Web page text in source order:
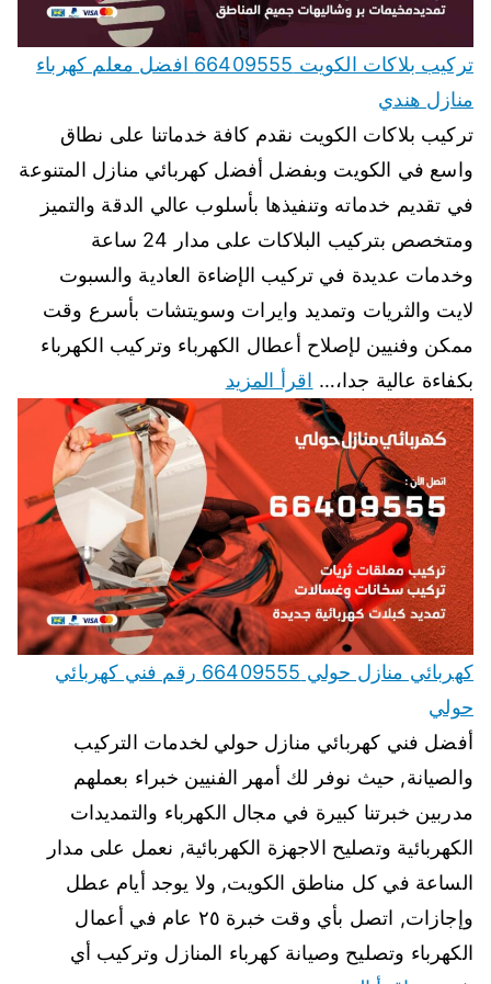
تركيب بلاكات الكويت 66409555 افضل معلم كهرباء
منازل هندي
تركيب بلاكات الكويت نقدم كافة خدماتنا على نطاق
واسع في الكويت وبفضل أفضل كهربائي منازل المتنوعة
في تقديم خدماته وتنفيذها بأسلوب عالي الدقة والتميز
ومتخصص بتركيب البلاكات على مدار 24 ساعة
وخدمات عديدة في تركيب الإضاءة العادية والسبوت
لايت والثريات وتمديد وايرات وسويتشات بأسرع وقت
ممكن وفنيين لإصلاح أعطال الكهرباء وتركيب الكهرباء
بكفاءة عالية جدا،… اقرأ المزيد
كهربائي منازل حولي 66409555 رقم فني كهربائي
حولي
أفضل فني كهربائي منازل حولي لخدمات التركيب
والصيانة, حيث نوفر لك أمهر الفنيين خبراء بعملهم
مدربين خبرتنا كبيرة في مجال الكهرباء والتمديدات
الكهربائية وتصليح الاجهزة الكهربائية, نعمل على مدار
الساعة في كل مناطق الكويت, ولا يوجد أيام عطل
وإجازات, اتصل بأي وقت خبرة ٢٥ عام في أعمال
الكهرباء وتصليح وصيانة كهرباء المنازل وتركيب أي